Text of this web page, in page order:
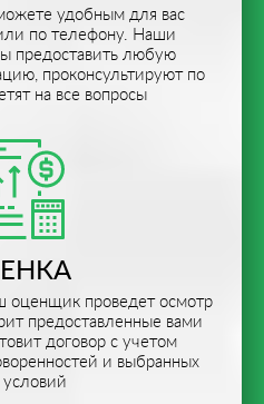
удобным для вас
по телефону. Наши
предоставить любую
проконсультируют по
на все вопросы
оценщик проведет осмотр
предоставленные вами
договор с учетом
и выбранных
условий